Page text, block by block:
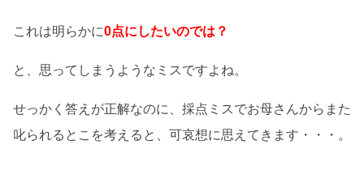
これは明らかに0点にしたいのでは？
と、思ってしまうようなミスですよね。
せっかく答えが正解なのに、採点ミスでお母さんからまた
叱られるとこを考えると、可哀想に思えてきます・・・。